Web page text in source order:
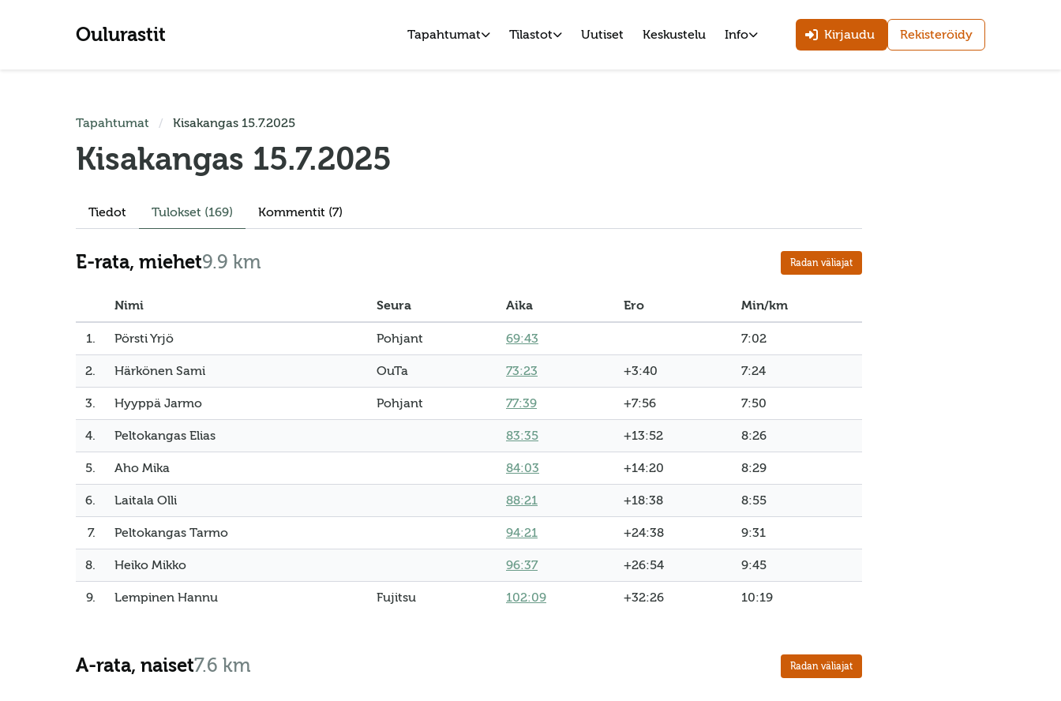
Oulurastit Tapahtumat Tilastot Uutiset Keskustelu Info Kirjaudu Rekisteröidy
Tapahtumat Kisakangas 15.7.2025
Kisakangas 15.7.2025
Tiedot Tulokset (169) Kommentit (7)
E-rata, miehet9.9 km Radan väliajat
Nimi Seura Aika Ero Min/km
1. Pörsti Yrjö Pohjant 69:43 7:02
2. Härkönen Sami OuTa 73:23 +3:40 7:24
3. Hyyppä Jarmo Pohjant 77:39 +7:56 7:50
4. Peltokangas Elias 83:35 +13:52 8:26
5. Aho Mika 84:03 +14:20 8:29
6. Laitala Olli 88:21 +18:38 8:55
7. Peltokangas Tarmo 94:21 +24:38 9:31
8. Heiko Mikko 96:37 +26:54 9:45
9. Lempinen Hannu Fujitsu 102:09 +32:26 10:19
A-rata, naiset7.6 km Radan väliajat